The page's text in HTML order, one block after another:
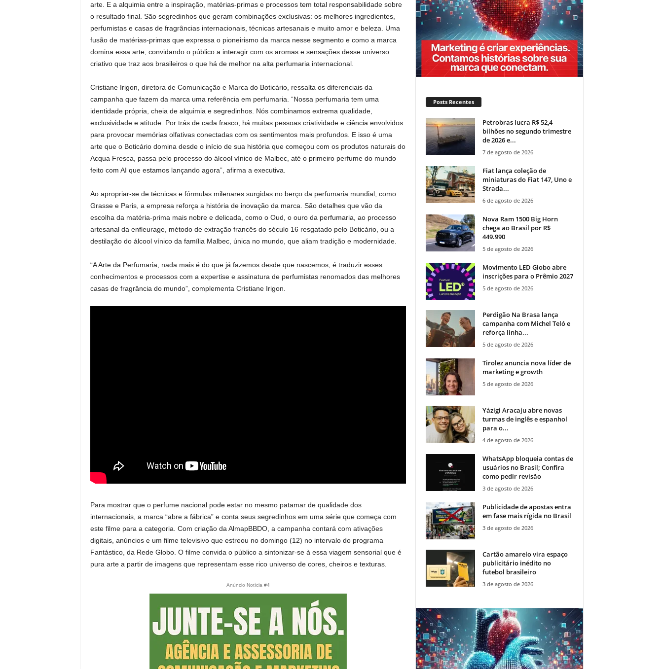
arte. E a alquimia entre a inspiração, matérias-primas e processos tem total responsabilidade sobre
o resultado final. São segredinhos que geram combinações exclusivas: os melhores ingredientes,
perfumistas e casas de fragrâncias internacionais, técnicas artesanais e muito amor e beleza. Uma
fusão de matérias-primas que expressa o pioneirismo da marca nesse segmento e como a marca
domina essa arte, convidando o público a interagir com os aromas e sensações desse universo
criativo que traz aos brasileiros o que há de melhor na alta perfumaria internacional.
Cristiane Irigon, diretora de Comunicação e Marca do Boticário, ressalta os diferenciais da
campanha que fazem da marca uma referência em perfumaria. “Nossa perfumaria tem uma
identidade própria, cheia de alquimia e segredinhos. Nós combinamos extrema qualidade,
exclusividade e atitude. Por trás de cada frasco, há muitas pessoas criatividade e ciência envolvidos
para provocar memórias olfativas conectadas com os sentimentos mais profundos. E isso é uma
arte que o Boticário domina desde o início de sua história que começou com os produtos naturais do
Acqua Fresca, passa pelo processo do álcool vínico de Malbec, até o primeiro perfume do mundo
feito com AI que estamos lançando agora”, afirma a executiva.
Ao apropriar-se de técnicas e fórmulas milenares surgidas no berço da perfumaria mundial, como
Grasse e Paris, a empresa reforça a história de inovação da marca. São detalhes que vão da
escolha da matéria-prima mais nobre e delicada, como o Oud, o ouro da perfumaria, ao processo
artesanal da enfleurage, método de extração francês do século 16 resgatado pelo Boticário, ou a
destilação do álcool vínico da família Malbec, única no mundo, que aliam tradição e modernidade.
“A Arte da Perfumaria, nada mais é do que já fazemos desde que nascemos, é traduzir esses
conhecimentos e processos com a expertise e assinatura de perfumistas renomados das melhores
casas de fragrância do mundo”, complementa Cristiane Irigon.
Para mostrar que o perfume nacional pode estar no mesmo patamar de qualidade dos
internacionais, a marca “abre a fábrica” e conta seus segredinhos em uma série que começa com
este filme para a categoria. Com criação da AlmapBBDO, a campanha contará com ativações
digitais, anúncios e um filme televisivo que estreou no domingo (12) no intervalo do programa
Fantástico, da Rede Globo. O filme convida o público a sintonizar-se à essa viagem sensorial que é
pura arte a partir de imagens que representam esse rico universo de cores, cheiros e texturas.
Anúncio Notícia #4
Posts Recentes
Petrobras lucra R$ 52,4
bilhões no segundo trimestre
de 2026 e...
7 de agosto de 2026
Fiat lança coleção de
miniaturas do Fiat 147, Uno e
Strada...
6 de agosto de 2026
Nova Ram 1500 Big Horn
chega ao Brasil por R$
449.990
5 de agosto de 2026
Movimento LED Globo abre
inscrições para o Prêmio 2027
5 de agosto de 2026
Perdigão Na Brasa lança
campanha com Michel Teló e
reforça linha...
5 de agosto de 2026
Tirolez anuncia nova líder de
marketing e growth
5 de agosto de 2026
Yázigi Aracaju abre novas
turmas de inglês e espanhol
para o...
4 de agosto de 2026
WhatsApp bloqueia contas de
usuários no Brasil; Confira
como pedir revisão
3 de agosto de 2026
Publicidade de apostas entra
em fase mais rígida no Brasil
3 de agosto de 2026
Cartão amarelo vira espaço
publicitário inédito no
futebol brasileiro
3 de agosto de 2026